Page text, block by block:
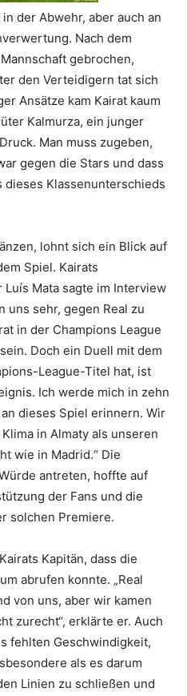
der Abwehr, aber auch an
Nach dem
gebrochen,
den Verteidigern tat sich
Ansätze kam Kairat kaum
Kalmurza, ein junger
Man muss zugeben,
gegen die Stars und dass
dieses Klassenunterschieds
lohnt sich ein Blick auf
Spiel. Kairats
Mata sagte im Interview
uns sehr, gegen Real zu
in der Champions League
Doch ein Duell mit dem
League-Titel hat, ist
Ich werde mich in zehn
dieses Spiel erinnern. Wir
in Almaty als unseren
wie in Madrid.“ Die
antreten, hoffte auf
der Fans und die
solchen Premiere.
Kapitän, dass die
abrufen konnte. „Real
von uns, aber wir kamen
zurecht“, erklärte er. Auch
fehlten Geschwindigkeit,
als es darum
Linien zu schließen und